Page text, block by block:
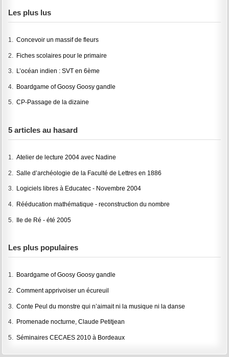
Les plus lus
1.Concevoir un massif de fleurs
2. Fiches scolaires pour le primaire
3. L’océan indien : SVT en 6ème
4. Boardgame of Goosy Goosy gandle
5.CP-Passage de la dizaine
5 articles au hasard
1.Atelier de lecture 2004 avec Nadine
2.Salle d’archéologie de la Faculté de Lettres en 1886
3. Logiciels libres à Educatec - Novembre 2004
4. Rééducation mathématique - reconstruction du nombre
5. Ile de Ré - été 2005
Les plus populaires
1. Boardgame of Goosy Goosy gandle
2.Comment apprivoiser un écureuil
3.Conte Peul du monstre qui n’aimait ni la musique ni la danse
4. Promenade nocturne, Claude Petitjean
5.Séminaires CECAES 2010 à Bordeaux